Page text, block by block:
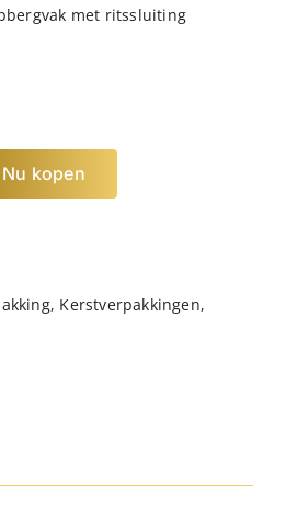
met ritssluiting
Nu kopen
, Kerstverpakkingen,